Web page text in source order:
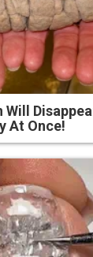
At Once!